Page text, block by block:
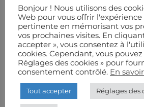
Bonjour ! Nous utilisons des
Web pour vous offrir l'expérience
pertinente en mémorisant vos
vos prochaines visites. En
accepter », vous consentez à
cookies. Cependant, vous pouvez
Réglages des cookies » pour
consentement contrôlé. En
Tout accepter Réglages des